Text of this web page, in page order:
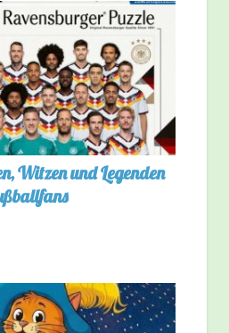
Witzen und Legenden